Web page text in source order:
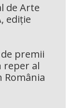
de Arte
ediție
de premii
al